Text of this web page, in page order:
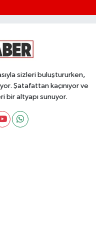
sizleri buluştururken,
Şatafattan kaçınıyor ve
bir altyapı sunuyor.